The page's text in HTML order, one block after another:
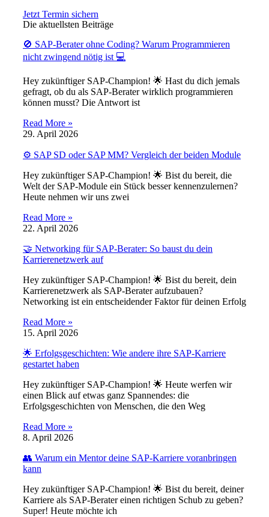
Jetzt Termin sichern
Die aktuellsten Beiträge
🚫 SAP-Berater ohne Coding? Warum Programmieren
nicht zwingend nötig ist 💻
Hey zukünftiger SAP-Champion! 🌟 Hast du dich jemals
gefragt, ob du als SAP-Berater wirklich programmieren
können musst? Die Antwort ist
Read More »
29. April 2026
⚙️ SAP SD oder SAP MM? Vergleich der beiden Module
Hey zukünftiger SAP-Champion! 🌟 Bist du bereit, die
Welt der SAP-Module ein Stück besser kennenzulernen?
Heute nehmen wir uns zwei
Read More »
22. April 2026
🤝 Networking für SAP-Berater: So baust du dein
Karrierenetzwerk auf
Hey zukünftiger SAP-Champion! 🌟 Bist du bereit, dein
Karrierenetzwerk als SAP-Berater aufzubauen?
Networking ist ein entscheidender Faktor für deinen Erfolg
Read More »
15. April 2026
🌟 Erfolgsgeschichten: Wie andere ihre SAP-Karriere
gestartet haben
Hey zukünftiger SAP-Champion! 🌟 Heute werfen wir
einen Blick auf etwas ganz Spannendes: die
Erfolgsgeschichten von Menschen, die den Weg
Read More »
8. April 2026
👥 Warum ein Mentor deine SAP-Karriere voranbringen
kann
Hey zukünftiger SAP-Champion! 🌟 Bist du bereit, deiner
Karriere als SAP-Berater einen richtigen Schub zu geben?
Super! Heute möchte ich